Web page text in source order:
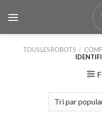
TOUS LES ROBOTS /